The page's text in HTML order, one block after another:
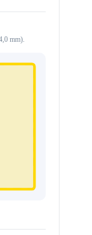
mm).